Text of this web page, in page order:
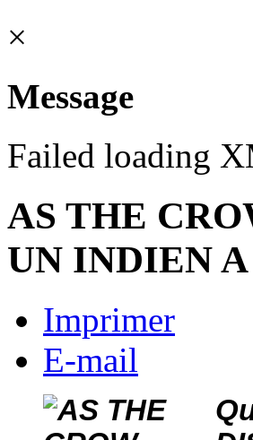
×
Message
Failed loading
AS THE
UN INDIEN A
Imprimer
E-mail